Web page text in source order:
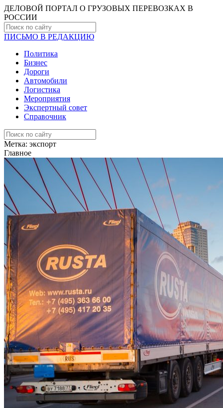
ДЕЛОВОЙ ПОРТАЛ О ГРУЗОВЫХ ПЕРЕВОЗКАХ В
РОCСИИ
ПИСЬМО В РЕДАКЦИЮ
Политика
Бизнес
Дороги
Автомобили
Логистика
Мероприятия
Экспертный совет
Справочник
Метка: экспорт
Главное